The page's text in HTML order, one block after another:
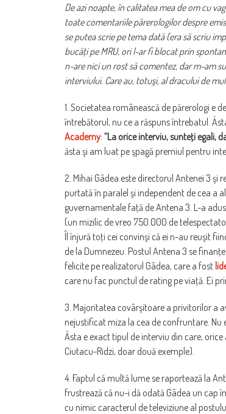
De azi noapte, în calitatea mea de om cu
toate comentariile părerologilor despre
se putea scrie pe tema dată (era să scriu
bucăţi pe MRU, ori l-ar fi blocat prin
n-are nici un rost să comentez, dar m-am
interviului. Care au, totuşi, al dracului de
1. Societatea românească de părerologi e
întrebătorul, nu ce a răspuns întrebatul.
Academy: “La orice interviu, sunteţi egali,
ăsta şi am luat pe şpagă premiul pentru
2. Mihai Gâdea este directorul Antenei 3
purtată în paralel şi independent de cea a
guvernamentale faţă de Antena 3. L-a
(un mizilic de vreo 750.000 de
Îl înjură toţi cei convinşi că ei n-au reuşit
de la Dumnezeu. Postul Antena 3 se
felicite pe realizatorul Gâdea, care a fost
care nu fac punctul de rating pe viaţă. Ei
3. Majoritatea covârşitoare a privitorilor a
nejustificat miza la cea de confruntare. Nu
Ăsta e exact tipul de interviu din care,
Ciutacu-Ridzi, doar două exemple).
4. Faptul că multă lume se raportează la
frustrează că nu-i dă odată Gâdea un cap
cu nimic caracterul de televiziune al